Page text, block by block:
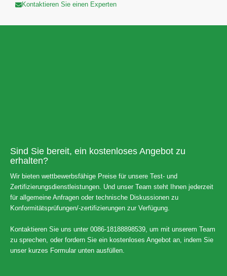
Kontaktieren Sie einen Experten
Sind Sie bereit, ein kostenloses Angebot zu
erhalten?
Wir bieten wettbewerbsfähige Preise für unsere Test- und
Zertifizierungsdienstleistungen. Und unser Team steht Ihnen jederzeit
für allgemeine Anfragen oder technische Diskussionen zu
Konformitätsprüfungen/-zertifizierungen zur Verfügung.
Kontaktieren Sie uns unter 0086-18188898539, um mit unserem Team
zu sprechen, oder fordern Sie ein kostenloses Angebot an, indem Sie
unser kurzes Formular unten ausfüllen.